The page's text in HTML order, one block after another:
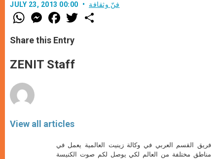
JULY 23, 2013 00:00 فنّ وثقافة
W
h
t
s
p
p
M
e
s
e
g
e
F
a
e
b
o
k
w
Share this Entry
ZENIT Staff
View all articles
فريق القسم العربي في وكالة زينيت العالمية يعمل في
مناطق مختلفة من العالم لكي يوصل لكم صوت الكنيسة